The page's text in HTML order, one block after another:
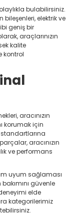
bulabilirsiniz.
elektrik ve
geniş bir
araçlarınızın
kalite
kontrol
aracınızın
korumak için
aracınızın
ve performans
uyum sağlaması
güvenle
elde
kategorilerimiz